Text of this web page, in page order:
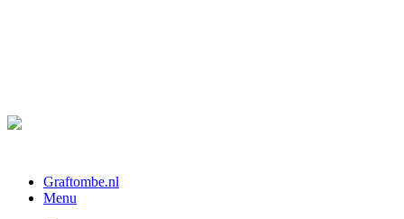
Graftombe.nl
Menu